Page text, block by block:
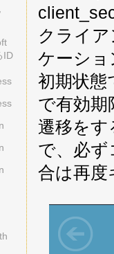
クライ
ケーシ
初期状態
で有効期
遷移を
で、必
合は再度
ID